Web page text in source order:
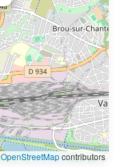
OpenStreetMapcontributors